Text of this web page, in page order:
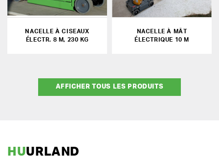
NACELLE À CISEAUX
ÉLECTR. 8 M, 230 KG
NACELLE À MÂT
ÉLECTRIQUE 10 M
AFFICHER TOUS LES PRODUITS
HUURLAND